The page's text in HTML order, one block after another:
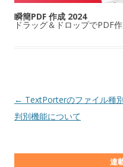
瞬簡PDF 作成 2024
ドラッグ＆ドロップでPDF
投稿ナビゲーション
← TextPorterのファイル種
判別機能について
連